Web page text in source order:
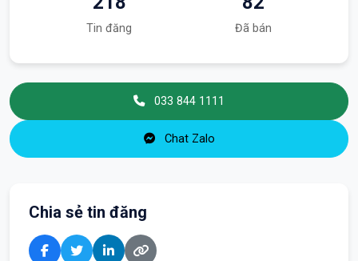
Tin đăng Đã bán
033 844 1111
Chat Zalo
Chia sẻ tin đăng